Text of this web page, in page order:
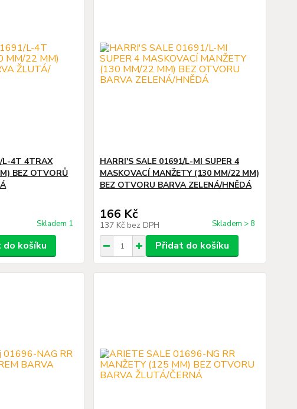
L-4T 4TRAX
BEZ OTVORŮ
Skladem 1
do košíku
HARRI'S SALE 01691/L-MI SUPER 4
MASKOVACÍ MANŽETY (130 MM/22 MM)
BEZ OTVORU BARVA ZELENÁ/HNĚDÁ
166 Kč
137 Kč bez DPH Skladem > 8
Přidat do košíku